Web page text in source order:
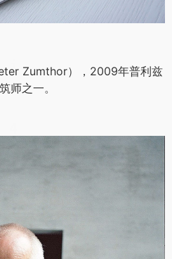
Zumthor），2009年普利兹
师之一。